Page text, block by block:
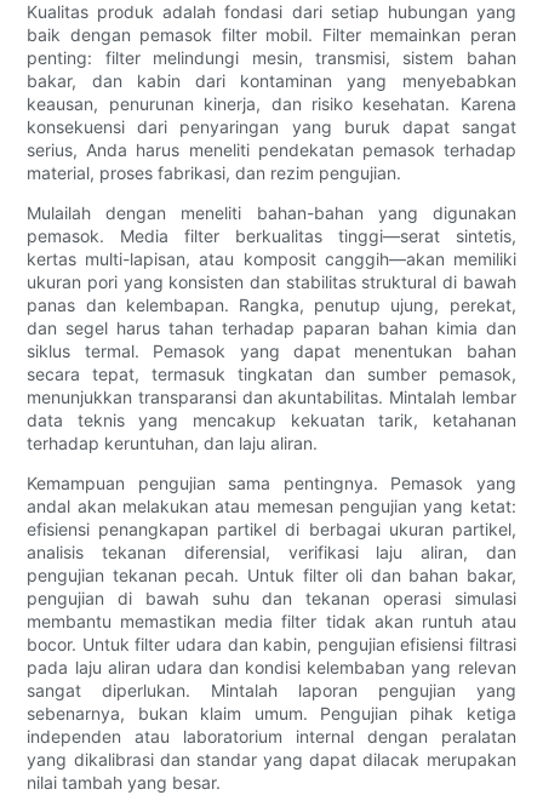
Kualitas produk adalah fondasi dari setiap hubungan yang
baik dengan pemasok filter mobil. Filter memainkan peran
penting: filter melindungi mesin, transmisi, sistem bahan
bakar, dan kabin dari kontaminan yang menyebabkan
keausan, penurunan kinerja, dan risiko kesehatan. Karena
konsekuensi dari penyaringan yang buruk dapat sangat
serius, Anda harus meneliti pendekatan pemasok terhadap
material, proses fabrikasi, dan rezim pengujian.
Mulailah dengan meneliti bahan-bahan yang digunakan
pemasok. Media filter berkualitas tinggi—serat sintetis,
kertas multi-lapisan, atau komposit canggih—akan memiliki
ukuran pori yang konsisten dan stabilitas struktural di bawah
panas dan kelembapan. Rangka, penutup ujung, perekat,
dan segel harus tahan terhadap paparan bahan kimia dan
siklus termal. Pemasok yang dapat menentukan bahan
secara tepat, termasuk tingkatan dan sumber pemasok,
menunjukkan transparansi dan akuntabilitas. Mintalah lembar
data teknis yang mencakup kekuatan tarik, ketahanan
terhadap keruntuhan, dan laju aliran.
Kemampuan pengujian sama pentingnya. Pemasok yang
andal akan melakukan atau memesan pengujian yang ketat:
efisiensi penangkapan partikel di berbagai ukuran partikel,
analisis tekanan diferensial, verifikasi laju aliran, dan
pengujian tekanan pecah. Untuk filter oli dan bahan bakar,
pengujian di bawah suhu dan tekanan operasi simulasi
membantu memastikan media filter tidak akan runtuh atau
bocor. Untuk filter udara dan kabin, pengujian efisiensi filtrasi
pada laju aliran udara dan kondisi kelembaban yang relevan
sangat diperlukan. Mintalah laporan pengujian yang
sebenarnya, bukan klaim umum. Pengujian pihak ketiga
independen atau laboratorium internal dengan peralatan
yang dikalibrasi dan standar yang dapat dilacak merupakan
nilai tambah yang besar.